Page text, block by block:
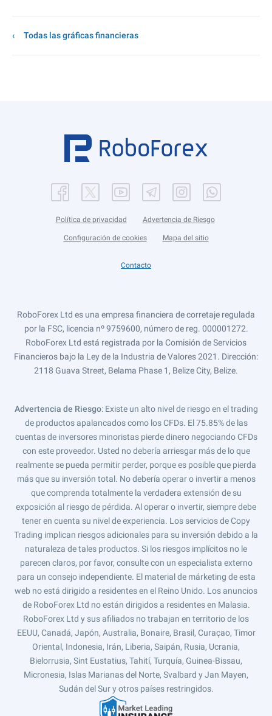
Todas las gráficas financieras
Política de privacidad Advertencia de Riesgo
Configuración de cookies Mapa del sitio
Contacto
RoboForex Ltd es una empresa financiera de corretaje regulada
por la FSC, licencia nº 9759600, número de reg. 000001272.
RoboForex Ltd está registrada por la Comisión de Servicios
Financieros bajo la Ley de la Industria de Valores 2021. Dirección:
2118 Guava Street, Belama Phase 1, Belize City, Belize.
Advertencia de Riesgo: Existe un alto nivel de riesgo en el trading
de productos apalancados como los CFDs. El 75.85% de las
cuentas de inversores minoristas pierde dinero negociando CFDs
con este proveedor. Usted no debería arriesgar más de lo que
realmente se pueda permitir perder, porque es posible que pierda
más que su inversión total. No debería operar o invertir a menos
que comprenda totalmente la verdadera extensión de su
exposición al riesgo de pérdida. Al operar o invertir, siempre debe
tener en cuenta su nivel de experiencia. Los servicios de Copy
Trading implican riesgos adicionales para su inversión debido a la
naturaleza de tales productos. Si los riesgos implícitos no le
parecen claros, por favor, consulte con un especialista externo
para un consejo independiente. El material de márketing de esta
web no está dirigido a residentes en el Reino Unido. Los anuncios
de RoboForex Ltd no están dirigidos a residentes en Malasia.
RoboForex Ltd y sus afiliados no trabajan en territorio de los
EEUU, Canadá, Japón, Australia, Bonaire, Brasil, Curaçao, Timor
Oriental, Indonesia, Irán, Liberia, Saipán, Rusia, Ucrania,
Bielorrusia, Sint Eustatius, Tahití, Turquía, Guinea-Bissau,
Micronesia, Islas Marianas del Norte, Svalbard y Jan Mayen,
Sudán del Sur y otros países restringidos.